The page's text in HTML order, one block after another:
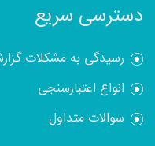
دسترسی سریع
رسیدگی به مشکلات
انواع اعتبارسنجی
سوالات متداول